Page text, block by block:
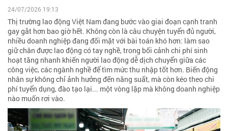
24/07/2026 19:13
Thị trường lao động Việt Nam đang bước vào giai đoạn cạnh tranh
gay gắt hơn bao giờ hết. Không còn là câu chuyện tuyển đủ người,
nhiều doanh nghiệp đang đối mặt với bài toán khó hơn: làm sao
giữ chân được lao động có tay nghề, trong bối cảnh chi phí sinh
hoạt tăng nhanh khiến người lao động dễ dịch chuyển giữa các
công việc, các ngành nghề để tìm mức thu nhập tốt hơn. Biến động
nhân sự không chỉ ảnh hưởng đến năng suất, mà còn kéo theo chi
phí tuyển dụng, đào tạo lại... một vòng lặp mà không doanh nghiệp
nào muốn rơi vào.